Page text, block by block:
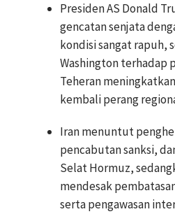
Presiden AS Donald
gencatan senjata
kondisi sangat rapuh,
Washington terhadap
Teheran
kembali perang
Iran menuntut
pencabutan sanksi,
Selat Hormuz,
mendesak
serta pengawasan